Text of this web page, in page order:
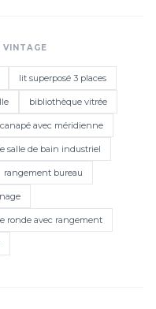
lit superposé 3 places
bibliothèque vitrée
canapé avec méridienne
salle de bain industriel
rangement bureau
ronde avec rangement